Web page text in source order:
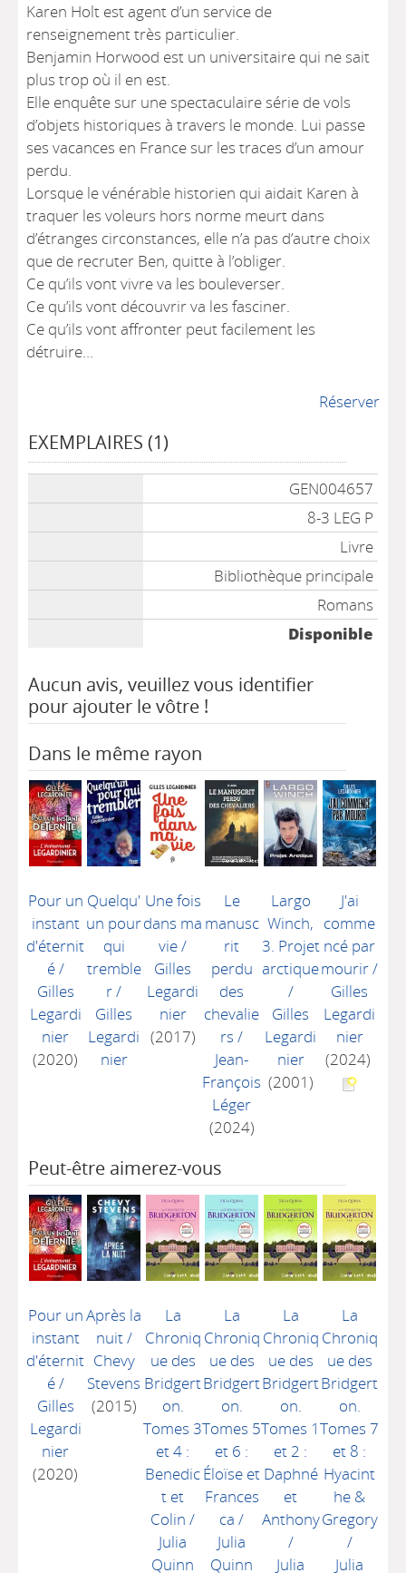
Karen Holt est agent d’un service de
renseignement très particulier.
Benjamin Horwood est un universitaire qui ne sait
plus trop où il en est.
Elle enquête sur une spectaculaire série de vols
d’objets historiques à travers le monde. Lui passe
ses vacances en France sur les traces d’un amour
perdu.
Lorsque le vénérable historien qui aidait Karen à
traquer les voleurs hors norme meurt dans
d’étranges circonstances, elle n’a pas d’autre choix
que de recruter Ben, quitte à l’obliger.
Ce qu’ils vont vivre va les bouleverser.
Ce qu’ils vont découvrir va les fasciner.
Ce qu’ils vont affronter peut facilement les
détruire…
Réserver
EXEMPLAIRES (1)
GEN004657
8-3 LEG P
Livre
Bibliothèque principale
Romans
Disponible
Aucun avis, veuillez vous identifier
pour ajouter le vôtre !
Dans le même rayon
Pour un
instant
d'éternit
é/
Gilles
Legardi
nier
(2020)
Quelqu'
un pour
qui
tremble
r/
Gilles
Legardi
nier
Une fois
dans ma
vie/
Gilles
Legardi
nier
(2017)
Le
manusc
rit
perdu
des
chevalie
rs /
Jean-
François
Léger
(2024)
Largo
Winch,
3. Projet
arctique
/
Gilles
Legardi
nier
(2001)
J'ai
comme
ncé par
mourir/
Gilles
Legardi
nier
(2024)
Peut-être aimerez-vous
Pour un
instant
d'éternit
é/
Gilles
Legardi
nier
(2020)
Après la
nuit/
Chevy
Stevens
(2015)
La
Chroniq
ue des
Bridgert
on.
Tomes 3
et 4 :
Benedic
t et
Colin /
Julia
Quinn
La
Chroniq
ue des
Bridgert
on.
Tomes 5
et 6 :
Éloïse et
Frances
ca /
Julia
Quinn
La
Chroniq
ue des
Bridgert
on.
Tomes 1
et 2 :
Daphné
et
Anthony
/
Julia
La
Chroniq
ue des
Bridgert
on.
Tomes 7
et 8 :
Hyacint
he &
Gregory
/
Julia